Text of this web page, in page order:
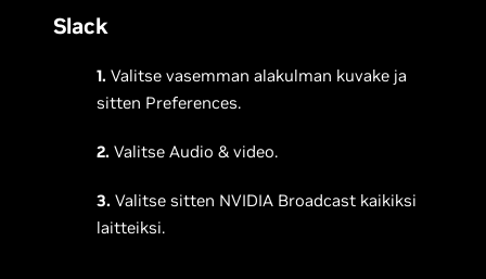
Slack
1. Valitse vasemman alakulman kuvake ja
sitten Preferences.
2.Valitse Audio & video.
3.Valitse sitten NVIDIA Broadcast kaikiksi
laitteiksi.